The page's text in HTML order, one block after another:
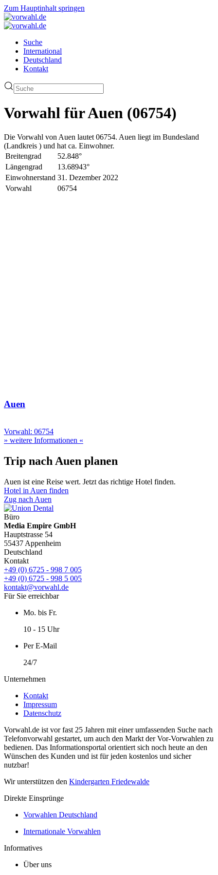
Zum Hauptinhalt springen
Suche
International
Deutschland
Kontakt
Vorwahl für Auen (06754)
Die Vorwahl von Auen lautet 06754. Auen liegt im Bundesland
(Landkreis ) und hat ca. Einwohner.
Breitengrad
52.848°
Längengrad
13.68943°
Einwohnerstand 31. Dezember 2022
Vorwahl
06754
Auen
Vorwahl: 06754
» weitere Informationen «
Trip nach Auen planen
Auen ist eine Reise wert. Jetzt das richtige Hotel finden.
Hotel in Auen finden
Zug nach Auen
Büro
Media Empire GmbH
Hauptstrasse 54
55437 Appenheim
Deutschland
Kontakt
+49 (0) 6725 - 998 7 005
+49 (0) 6725 - 998 5 005
kontakt@vorwahl.de
Für Sie erreichbar
Mo. bis Fr.
10 - 15 Uhr
Per E-Mail
24/7
Unternehmen
Kontakt
Impressum
Datenschutz
Vorwahl.de ist vor fast 25 Jahren mit einer umfassenden Suche nach
Telefonvorwahl gestartet, um auch den Markt der Vor-Vorwahlen zu
bedienen. Das Informationsportal orientiert sich noch heute an den
Wünschen des Kunden und ist für jeden kostenlos und sicher
nutzbar!
Wir unterstützen den Kindergarten Friedewalde
Direkte Einsprünge
Vorwahlen Deutschland
Internationale Vorwahlen
Informatives
Über uns